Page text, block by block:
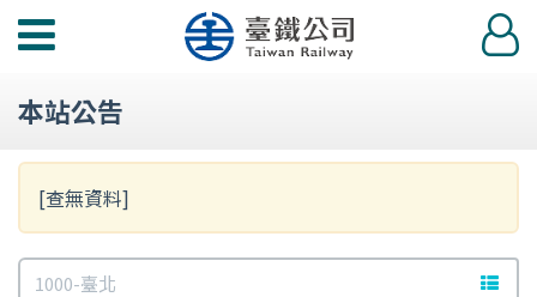
功
選
登
入
本站公告
[查無資料]
文字